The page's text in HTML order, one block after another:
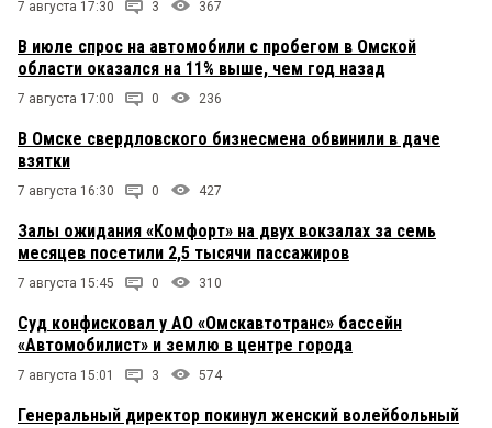
7 августа 17:30 3 367
В июле спрос на автомобили с пробегом в Омской
области оказался на 11% выше, чем год назад
7 августа 17:00 0 236
В Омске свердловского бизнесмена обвинили в даче
взятки
7 августа 16:30 0 427
Залы ожидания «Комфорт» на двух вокзалах за семь
месяцев посетили 2,5 тысячи пассажиров
7 августа 15:45 0 310
Суд конфисковал у АО «Омскавтотранс» бассейн
«Автомобилист» и землю в центре города
7 августа 15:01 3 574
Генеральный директор покинул женский волейбольный